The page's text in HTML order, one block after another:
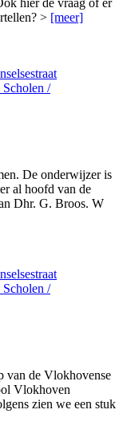
hier de vraag of er
> [meer]
Scholen /
De onderwijzer is
al hoofd van de
Dhr. G. Broos. W
Scholen /
van de Vlokhovense
Vlokhoven
zien we een stuk